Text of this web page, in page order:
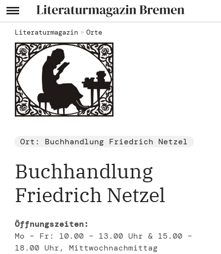
Literaturmagazin Orte
Ort: Buchhandlung Friedrich Netzel
Buchhandlung
Friedrich Netzel
Öffnungszeiten:
Mo – Fr: 10.00 – 13.00 Uhr & 15.00 –
18.00 Uhr, Mittwochnachmittag